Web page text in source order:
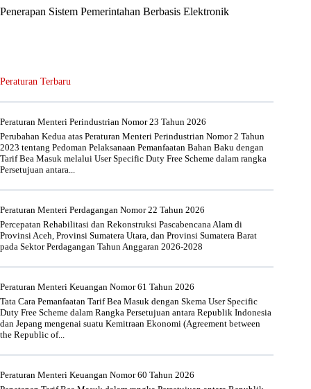
Penerapan Sistem Pemerintahan Berbasis Elektronik
Peraturan Terbaru
Peraturan Menteri Perindustrian Nomor 23 Tahun 2026
Perubahan Kedua atas Peraturan Menteri Perindustrian Nomor 2 Tahun
2023 tentang Pedoman Pelaksanaan Pemanfaatan Bahan Baku dengan
Tarif Bea Masuk melalui User Specific Duty Free Scheme dalam rangka
Persetujuan antara...
Peraturan Menteri Perdagangan Nomor 22 Tahun 2026
Percepatan Rehabilitasi dan Rekonstruksi Pascabencana Alam di
Provinsi Aceh, Provinsi Sumatera Utara, dan Provinsi Sumatera Barat
pada Sektor Perdagangan Tahun Anggaran 2026-2028
Peraturan Menteri Keuangan Nomor 61 Tahun 2026
Tata Cara Pemanfaatan Tarif Bea Masuk dengan Skema User Specific
Duty Free Scheme dalam Rangka Persetujuan antara Republik Indonesia
dan Jepang mengenai suatu Kemitraan Ekonomi (Agreement between
the Republic of...
Peraturan Menteri Keuangan Nomor 60 Tahun 2026